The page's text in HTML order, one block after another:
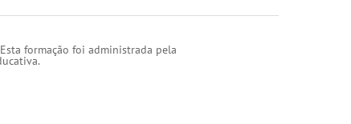
formação foi administrada pela